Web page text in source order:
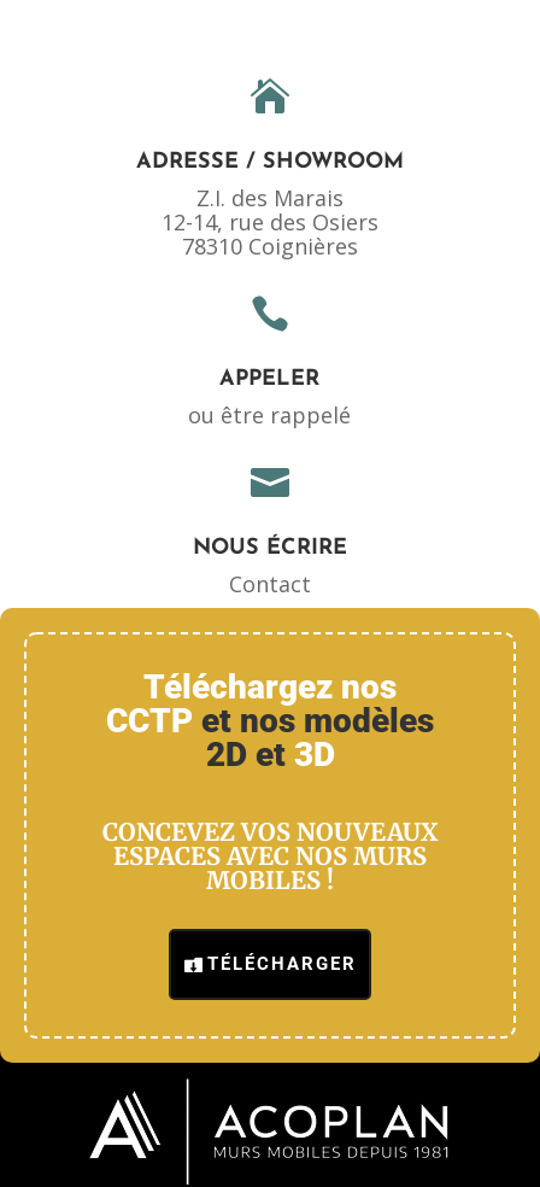

ADRESSE / SHOWROOM
Z.I. des Marais
12-14, rue des Osiers
78310 Coignières

APPELER
ou être rappelé

NOUS ÉCRIRE
Contact
Téléchargez nos
CCTP et nos modèles
2D et 3D
CONCEVEZ VOS NOUVEAUX
ESPACES AVEC NOS MURS
MOBILES !
TÉLÉCHARGER